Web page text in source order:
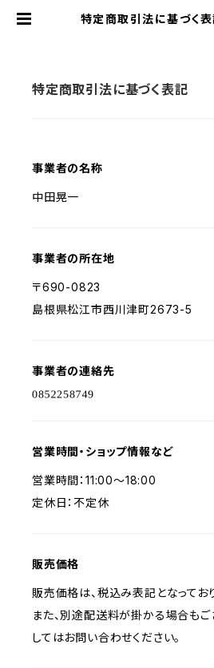
特定商取引法に基づく
特定商取引法に基づく表記
事業者の名称
中田晃一
事業者の所在地
〒690-0823
島根県松江市西川津町2673-5
事業者の連絡先
営業時間・ショップ情報など
営業時間：11:00〜18:00
定休日：不定休
販売価格
販売価格は、税込み表記となっており
また、別途配送料が掛かる場合もご
してはお問い合わせください。